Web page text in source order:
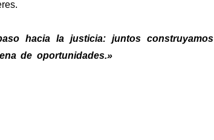
hacia la justicia: juntos construyamos
de oportunidades.»